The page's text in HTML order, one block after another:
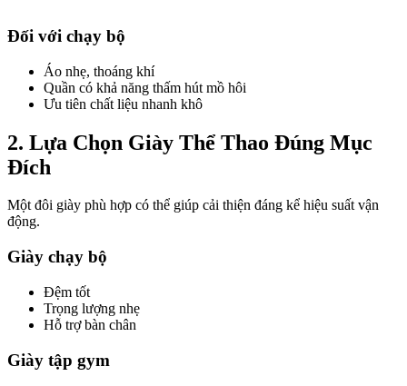
Đối với chạy bộ
Áo nhẹ, thoáng khí
Quần có khả năng thấm hút mồ hôi
Ưu tiên chất liệu nhanh khô
2. Lựa Chọn Giày Thể Thao Đúng Mục
Đích
Một đôi giày phù hợp có thể giúp cải thiện đáng kể hiệu suất vận
động.
Giày chạy bộ
Đệm tốt
Trọng lượng nhẹ
Hỗ trợ bàn chân
Giày tập gym